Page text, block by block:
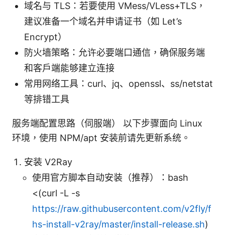
域名与 TLS：若要使用 VMess/VLess+TLS，
建议准备一个域名并申请证书（如 Let’s
Encrypt）
防火墙策略：允许必要端口通信，确保服务端
和客户端能够建立连接
常用网络工具：curl、jq、openssl、ss/netstat
等排错工具
服务端配置思路（伺服端） 以下步骤面向 Linux
环境，使用 NPM/apt 安装前请先更新系统。
安装 V2Ray
使用官方脚本自动安装（推荐）：bash
<(curl -L -s
https://raw.githubusercontent.com/v2fly/f
hs-install-v2ray/master/install-release.sh)